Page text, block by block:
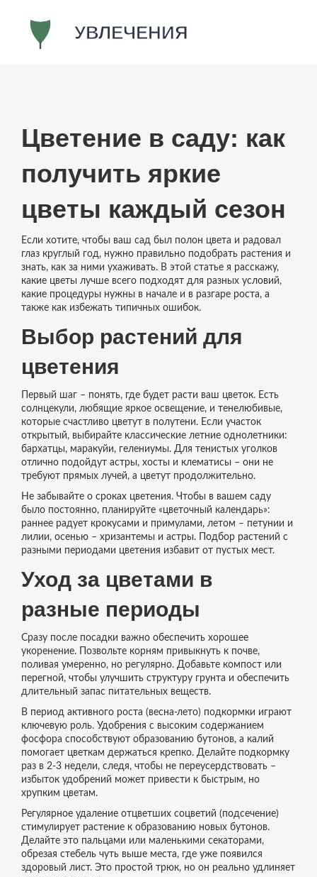
Цветение в саду: как
получить яркие
цветы каждый сезон
Если хотите, чтобы ваш сад был полон цвета и радовал
глаз круглый год, нужно правильно подобрать растения и
знать, как за ними ухаживать. В этой статье я расскажу,
какие цветы лучше всего подходят для разных условий,
какие процедуры нужны в начале и в разгаре роста, а
также как избежать типичных ошибок.
Выбор растений для
цветения
Первый шаг – понять, где будет расти ваш цветок. Есть
солнцекули, любящие яркое освещение, и тенелюбивые,
которые счастливо цветут в полутени. Если участок
открытый, выбирайте классические летние однолетники:
бархатцы, маракуйи, гелениумы. Для тенистых уголков
отлично подойдут астры, хосты и клематисы – они не
требуют прямых лучей, а цветут продолжительно.
Не забывайте о сроках цветения. Чтобы в вашем саду
было постоянно, планируйте «цветочный календарь»:
раннее радует крокусами и примулами, летом – петунии и
лилии, осенью – хризантемы и астры. Подбор растений с
разными периодами цветения избавит от пустых мест.
Уход за цветами в
разные периоды
Сразу после посадки важно обеспечить хорошее
укоренение. Позвольте корням привыкнуть к почве,
поливая умеренно, но регулярно. Добавьте компост или
перегной, чтобы улучшить структуру грунта и обеспечить
длительный запас питательных веществ.
В период активного роста (весна‑лето) подкормки играют
ключевую роль. Удобрения с высоким содержанием
фосфора способствуют образованию бутонов, а калий
помогает цветкам держаться крепко. Делайте подкормку
раз в 2‑3 недели, следя, чтобы не переусердствовать –
избыток удобрений может привести к быстрым, но
хрупким цветам.
Регулярное удаление отцветших соцветий (подсечение)
стимулирует растение к образованию новых бутонов.
Делайте это пальцами или маленькими секаторами,
обрезая стебель чуть выше места, где уже появился
здоровый лист. Это простой трюк, но он реально удлиняет